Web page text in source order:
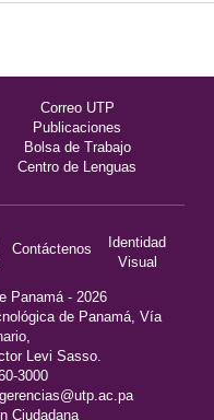
Correo UTP
Publicaciones
Bolsa de Trabajo
Centro de Lenguas
Contáctenos
Identidad
Visual
Panamá - 2026
de Panamá, Vía
Levi Sasso.
3000
Ciudadana